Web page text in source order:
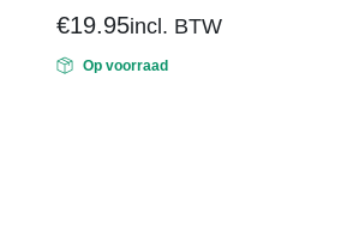
€19.95incl. BTW
Op voorraad